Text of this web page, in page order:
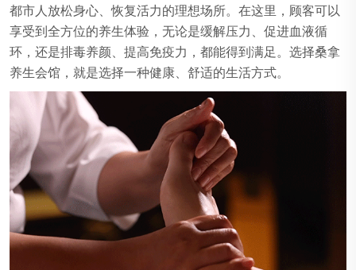
都市人放松身心、恢复活力的理想场所。在这里，顾客可以
享受到全方位的养生体验，无论是缓解压力、促进血液循
环，还是排毒养颜、提高免疫力，都能得到满足。选择桑拿
养生会馆，就是选择一种健康、舒适的生活方式。